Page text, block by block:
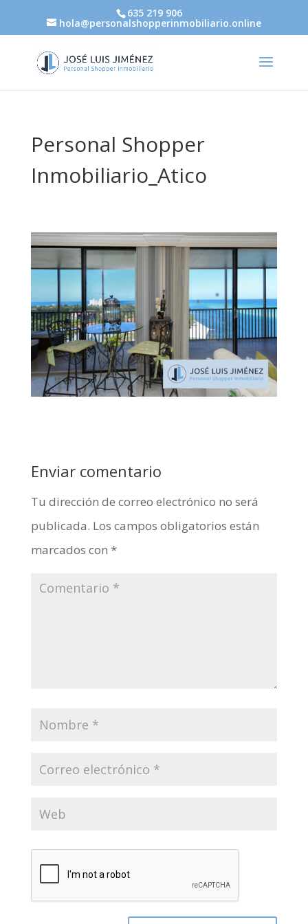
635 219 906
hola@personalshopperinmobiliario.online
Personal Shopper
Inmobiliario_Atico
Enviar comentario
Tu dirección de correo electrónico no será
publicada. Los campos obligatorios están
marcados con *